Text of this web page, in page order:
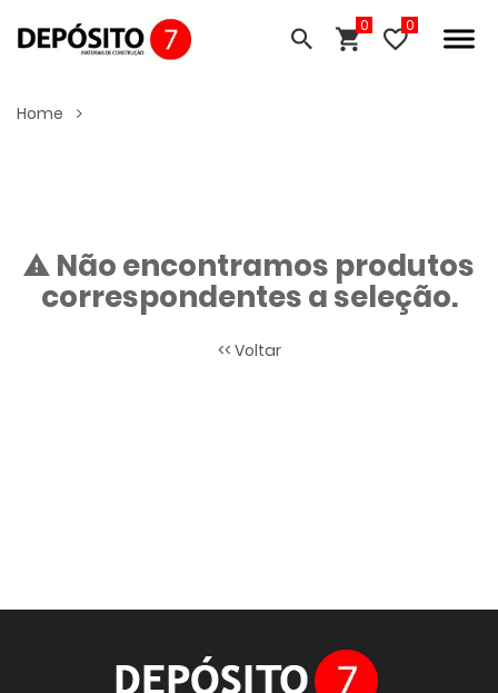
0
Home
Não encontramos produtos
correspondentes a seleção.
<< Voltar